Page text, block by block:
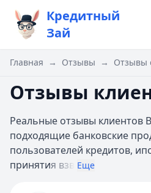
Кредитный
Зай
Главная → Отзывы → Отзывы
Отзывы
Реальные отзывы клиентов
подходящие банковские
пользователей кредитов,
принятия взв Еще